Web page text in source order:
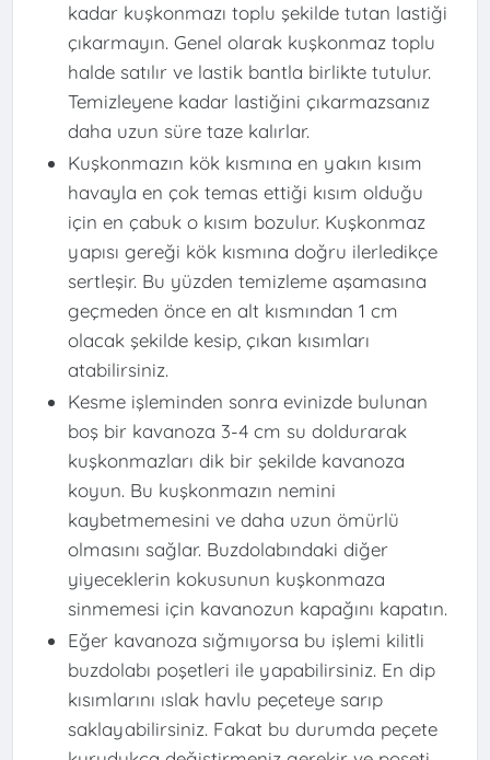
kadar kuşkonmazı toplu şekilde tutan lastiği
çıkarmayın. Genel olarak kuşkonmaz toplu
halde satılır ve lastik bantla birlikte tutulur.
Temizleyene kadar lastiğini çıkarmazsanız
daha uzun süre taze kalırlar.
Kuşkonmazın kök kısmına en yakın kısım
havayla en çok temas ettiği kısım olduğu
için en çabuk o kısım bozulur. Kuşkonmaz
yapısı gereği kök kısmına doğru ilerledikçe
sertleşir. Bu yüzden temizleme aşamasına
geçmeden önce en alt kısmından 1 cm
olacak şekilde kesip, çıkan kısımları
atabilirsiniz.
Kesme işleminden sonra evinizde bulunan
boş bir kavanoza 3-4 cm su doldurarak
kuşkonmazları dik bir şekilde kavanoza
koyun. Bu kuşkonmazın nemini
kaybetmemesini ve daha uzun ömürlü
olmasını sağlar. Buzdolabındaki diğer
yiyeceklerin kokusunun kuşkonmaza
sinmemesi için kavanozun kapağını kapatın.
Eğer kavanoza sığmıyorsa bu işlemi kilitli
buzdolabı poşetleri ile yapabilirsiniz. En dip
kısımlarını ıslak havlu peçeteye sarıp
saklayabilirsiniz. Fakat bu durumda peçete